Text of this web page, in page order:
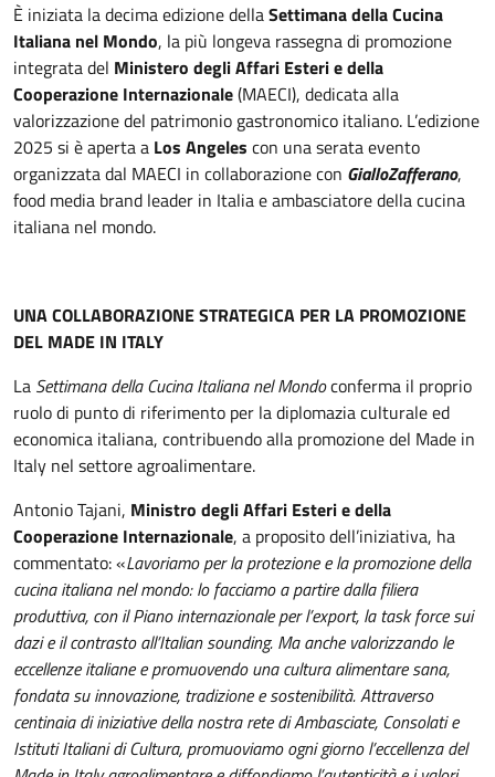
È iniziata la decima edizione dellaSettimana della Cucina
Italiana nel Mondo, la più longeva rassegna di promozione
integrata del Ministero degli Affari Esteri e della
Cooperazione Internazionale(MAECI), dedicata alla
valorizzazione del patrimonio gastronomico italiano. L’edizione
2025 si è aperta a Los Angeles con una serata evento
organizzata dal MAECI in collaborazione con GialloZafferano,
food media brand leader in Italia e ambasciatore della cucina
italiana nel mondo.
UNA COLLABORAZIONE STRATEGICA PER LA PROMOZIONE
DEL MADE IN ITALY
La Settimana della Cucina Italiana nel Mondoconferma il proprio
ruolo di punto di riferimento per la diplomazia culturale ed
economica italiana, contribuendo alla promozione del Made in
Italy nel settore agroalimentare.
Antonio Tajani, Ministro degli Affari Esteri e della
Cooperazione Internazionale, a proposito dell’iniziativa, ha
commentato: «Lavoriamo per la protezione e la promozione della
cucina italiana nel mondo: lo facciamo a partire dalla filiera
produttiva, con il Piano internazionale per l’export, la task force sui
dazi e il contrasto all’Italian sounding. Ma anche valorizzando le
eccellenze italiane e promuovendo una cultura alimentare sana,
fondata su innovazione, tradizione e sostenibilità. Attraverso
centinaia di iniziative della nostra rete di Ambasciate, Consolati e
Istituti Italiani di Cultura, promuoviamo ogni giorno l’eccellenza del